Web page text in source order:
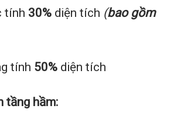
tính 30%diện tích (bao gồm
tính 50%diện tích
tầng hầm: